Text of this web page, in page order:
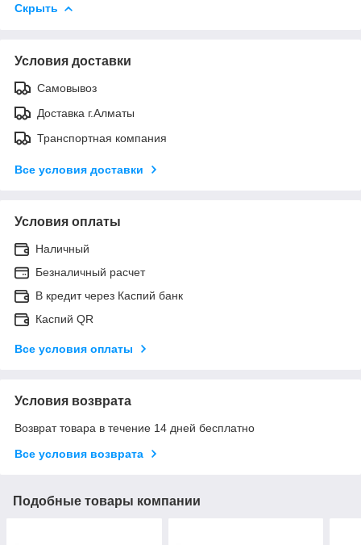
Скрыть
Условия доставки
Самовывоз
Доставка г.Алматы
Транспортная компания
Все условия доставки
Условия оплаты
Наличный
Безналичный расчет
В кредит через Каспий банк
Каспий QR
Все условия оплаты
Условия возврата
Возврат товара в течение 14 дней бесплатно
Все условия возврата
Подобные товары компании